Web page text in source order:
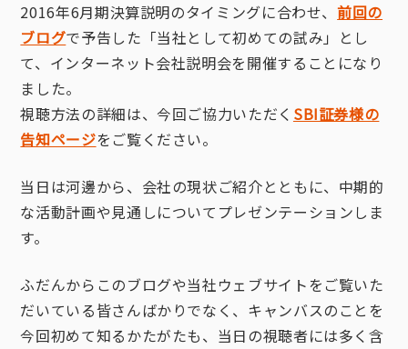
2016年6月期決算説明のタイミングに合わせ、前回の
ブログで予告した「当社として初めての試み」とし
て、インターネット会社説明会を開催することになり
ました。
視聴方法の詳細は、今回ご協力いただく SBI証券様の
告知ページをご覧ください。
当日は河邊から、会社の現状ご紹介とともに、中期的
な活動計画や見通しについてプレゼンテーションしま
す。
ふだんからこのブログや当社ウェブサイトをご覧いた
だいている皆さんばかりでなく、キャンバスのことを
今回初めて知るかたがたも、当日の視聴者には多く含